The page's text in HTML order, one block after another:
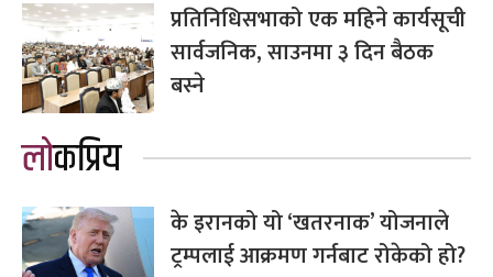
प्रतिनिधिसभाको एक महिने कार्यसूची
सार्वजनिक, साउनमा ३ दिन बैठक
बस्ने
लोकप्रिय
के इरानको यो ‘खतरनाक’ योजनाले
ट्रम्पलाई आक्रमण गर्नबाट रोकेको हो?